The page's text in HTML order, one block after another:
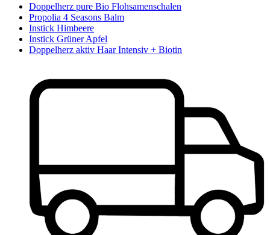
Doppelherz pure Bio Flohsamenschalen
Propolia 4 Seasons Balm
Instick Himbeere
Instick Grüner Apfel
Doppelherz aktiv Haar Intensiv + Biotin